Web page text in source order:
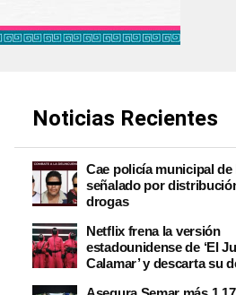
Noticias Recientes
Cae policía municipal de
señalado por
drogas
Netflix frena la versión
estadounidense de ‘El
Calamar’ y descarta su